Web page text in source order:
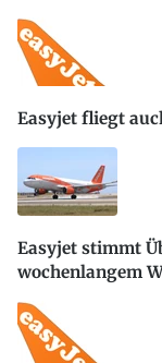
Easyjet fliegt
Easyjet stimmt
wochenlangem